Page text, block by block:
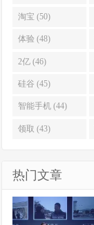
淘宝 (50)
体验 (48)
2亿 (46)
硅谷 (45)
智能手机 (44)
领取 (43)
热门文章